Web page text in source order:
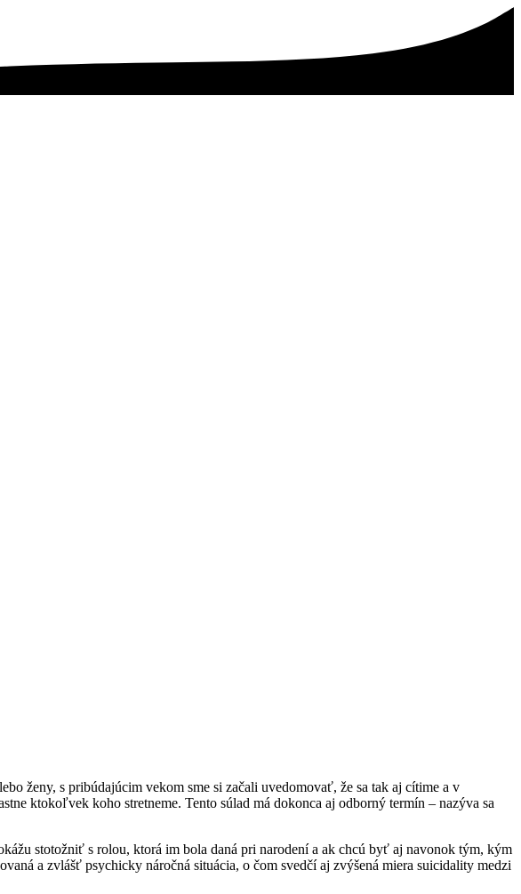
ženy, s pribúdajúcim vekom sme si začali uvedomovať, že sa tak aj cítime a v
ktokoľvek koho stretneme. Tento súlad má dokonca aj odborný termín – nazýva sa
stotožniť s rolou, ktorá im bola daná pri narodení a ak chcú byť aj navonok tým, kým
a zvlášť psychicky náročná situácia, o čom svedčí aj zvýšená miera suicidality medzi